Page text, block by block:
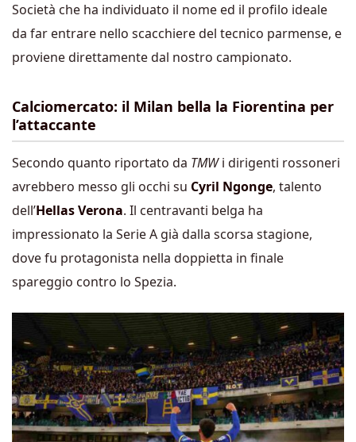
Società che ha individuato il nome ed il profilo ideale
da far entrare nello scacchiere del tecnico parmense, e
proviene direttamente dal nostro campionato.
Calciomercato: il Milan bella la Fiorentina per
l’attaccante
Secondo quanto riportato da TMWi dirigenti rossoneri
avrebbero messo gli occhi su Cyril Ngonge, talento
dell’Hellas Verona. Il centravanti belga ha
impressionato la Serie A già dalla scorsa stagione,
dove fu protagonista nella doppietta in finale
spareggio contro lo Spezia.